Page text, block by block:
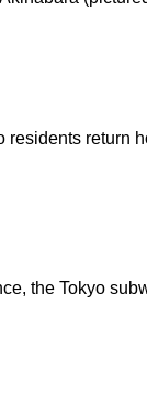
residents return
the Tokyo